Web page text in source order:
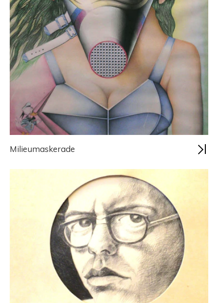
Milieumaskerade